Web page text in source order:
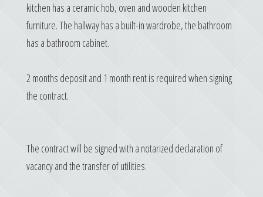
kitchen has a ceramic hob, oven and wooden kitchen
furniture. The hallway has a built-in wardrobe, the bathroom
has a bathroom cabinet.
2 months deposit and 1 month rent is required when signing
the contract.
The contract will be signed with a notarized declaration of
vacancy and the transfer of utilities.